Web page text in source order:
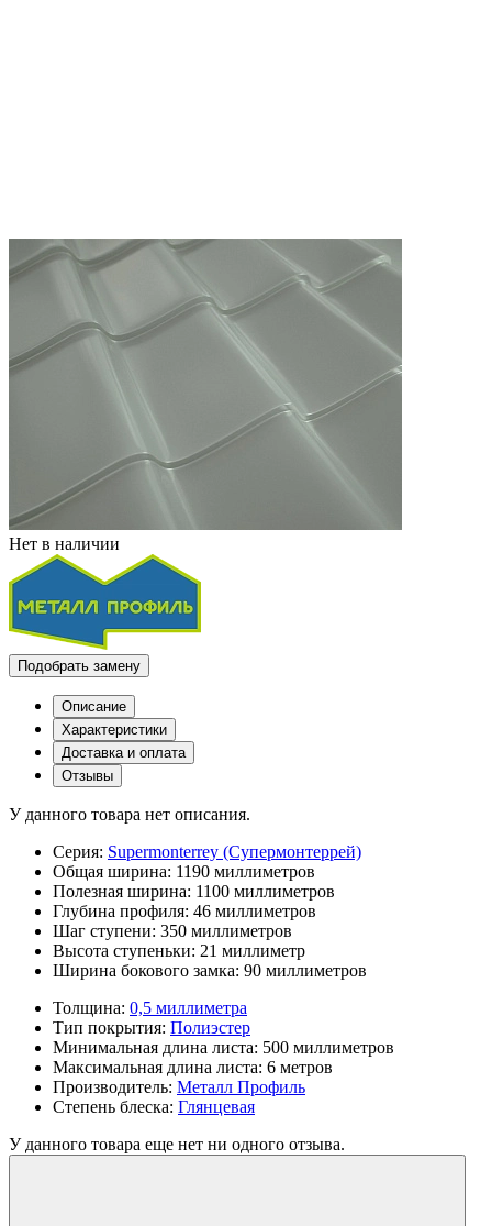
Нет в наличии
Подобрать замену
Описание
Характеристики
Доставка и оплата
Отзывы
У данного товара нет описания.
Серия: Supermonterrey (Супермонтеррей)
Общая ширина: 1190 миллиметров
Полезная ширина: 1100 миллиметров
Глубина профиля: 46 миллиметров
Шаг ступени: 350 миллиметров
Высота ступеньки: 21 миллиметр
Ширина бокового замка: 90 миллиметров
Толщина: 0,5 миллиметра
Тип покрытия: Полиэстер
Минимальная длина листа: 500 миллиметров
Максимальная длина листа: 6 метров
Производитель: Металл Профиль
Степень блеска: Глянцевая
У данного товара еще нет ни одного отзыва.